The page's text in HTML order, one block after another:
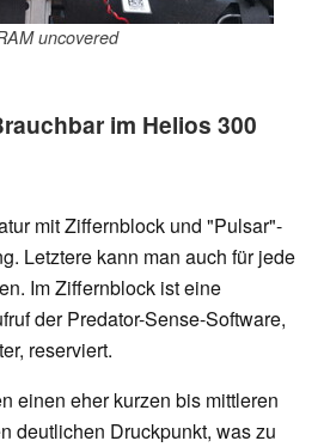
uncovered
im Helios 300
mit Ziffernblock und "Pulsar"-
Letztere kann man auch für jede
Im Ziffernblock ist eine
der Predator-Sense-Software,
reserviert.
einen eher kurzen bis mittleren
deutlichen Druckpunkt, was zu